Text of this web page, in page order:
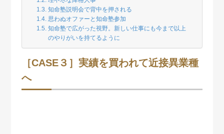
知命塾説明会で背中を押される
思わぬオファーと知命塾参加
知命塾で広がった視野。新しい仕事にも今まで以上
のやりがいを持てるように
［CASE３］実績を買われて近接異業種
へ